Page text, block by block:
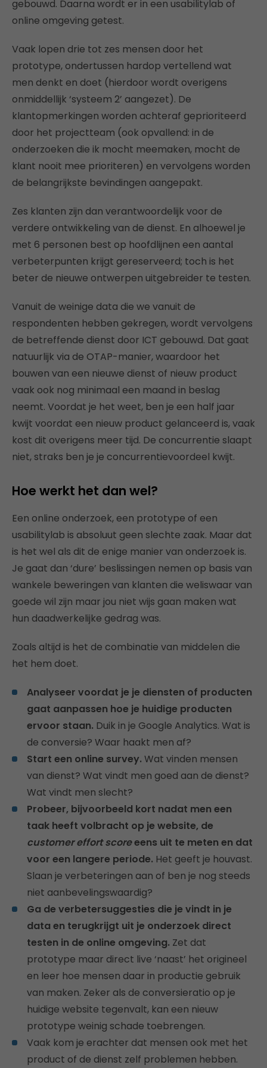
gebouwd. Daarna wordt er in een usabilitylab of
online omgeving getest.
Vaak lopen drie tot zes mensen door het
prototype, ondertussen hardop vertellend wat
men denkt en doet (hierdoor wordt overigens
onmiddellijk ‘systeem 2’ aangezet). De
klantopmerkingen worden achteraf geprioriteerd
door het projectteam (ook opvallend: in de
onderzoeken die ik mocht meemaken, mocht de
klant nooit mee prioriteren) en vervolgens worden
de belangrijkste bevindingen aangepakt.
Zes klanten zijn dan verantwoordelijk voor de
verdere ontwikkeling van de dienst. En alhoewel je
met 6 personen best op hoofdlijnen een aantal
verbeterpunten krijgt gereserveerd; toch is het
beter de nieuwe ontwerpen uitgebreider te testen.
Vanuit de weinige data die we vanuit de
respondenten hebben gekregen, wordt vervolgens
de betreffende dienst door ICT gebouwd. Dat gaat
natuurlijk via de OTAP-manier, waardoor het
bouwen van een nieuwe dienst of nieuw product
vaak ook nog minimaal een maand in beslag
neemt. Voordat je het weet, ben je een half jaar
kwijt voordat een nieuw product gelanceerd is, vaak
kost dit overigens meer tijd. De concurrentie slaapt
niet, straks ben je je concurrentievoordeel kwijt.
Hoe werkt het dan wel?
Een online onderzoek, een prototype of een
usabilitylab is absoluut geen slechte zaak. Maar dat
is het wel als dit de enige manier van onderzoek is.
Je gaat dan ‘dure’ beslissingen nemen op basis van
wankele beweringen van klanten die weliswaar van
goede wil zijn maar jou niet wijs gaan maken wat
hun daadwerkelijke gedrag was.
Zoals altijd is het de combinatie van middelen die
het hem doet.
Analyseer voordat je je diensten of producten
gaat aanpassen hoe je huidige producten
ervoor staan. Duik in je Google Analytics. Wat is
de conversie? Waar haakt men af?
Start een online survey. Wat vinden mensen
van dienst? Wat vindt men goed aan de dienst?
Wat vindt men slecht?
Probeer, bijvoorbeeld kort nadat men een
taak heeft volbracht op je website, de
customer effort scoreeens uit te meten en dat
voor een langere periode. Het geeft je houvast.
Slaan je verbeteringen aan of ben je nog steeds
niet aanbevelingswaardig?
Ga de verbetersuggesties die je vindt in je
data en terugkrijgt uit je onderzoek direct
testen in de online omgeving. Zet dat
prototype maar direct live ‘naast’ het origineel
en leer hoe mensen daar in productie gebruik
van maken. Zeker als de conversieratio op je
huidige website tegenvalt, kan een nieuw
prototype weinig schade toebrengen.
Vaak kom je erachter dat mensen ook met het
product of de dienst zelf problemen hebben.